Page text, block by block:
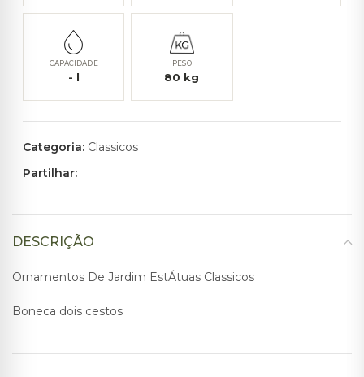
CAPACIDADE
- l
PESO
80 kg
Categoria: Classicos
Partilhar:
DESCRIÇÃO
Ornamentos De Jardim EstÁtuas Classicos
Boneca dois cestos